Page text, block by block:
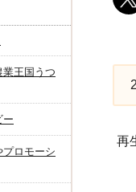
再
王国うつ
ー
プロモーシ